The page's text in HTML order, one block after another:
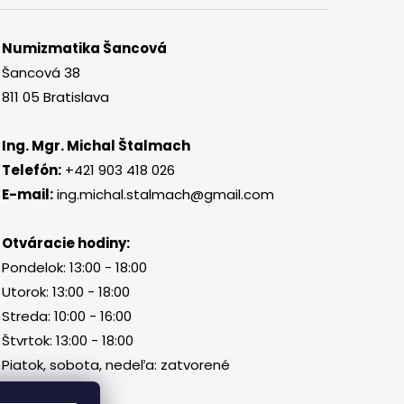
Numizmatika Šancová
Šancová 38
811 05 Bratislava
Ing. Mgr. Michal Štalmach
Telefón: +421 903 418 026
E-mail: ing.michal.stalmach@gmail.com
Otváracie hodiny:
Pondelok: 13:00 - 18:00
Utorok: 13:00 - 18:00
Streda: 10:00 - 16:00
Štvrtok: 13:00 - 18:00
Piatok, sobota, nedeľa: zatvorené